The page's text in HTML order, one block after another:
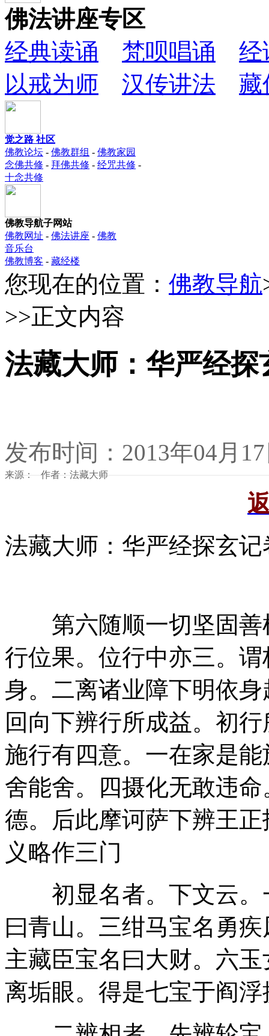
佛法讲座专区
经典读诵
梵呗唱诵
经
以戒为师
汉传讲法 藏
觉之路 社区
佛教论坛 - 佛教群组 - 佛教家园
念佛共修 - 拜佛共修 - 经咒共修 -
十念共修
佛教导航子网站
佛教网址 - 佛法讲座 - 佛教
音乐台
佛教博客 - 藏经楼
您现在的位置： 佛教导航
>>正文内容
法藏大师：华严经探
发布时间：2013年04月
来源： 作者：法藏大师
法藏大师：华严经探玄记
第六随顺一切坚固善
行位果。位行中亦三。
身。二离诸业障下明依
回向下辨行所成益。初
施行有四意。一在家是
舍能舍。四摄化无敢违
德。后此摩诃萨下辨王
义略作三门
初显名者。下文云。
曰青山。三绀马宝名勇
主藏臣宝名曰大财。六
离垢眼。得是七宝于阎